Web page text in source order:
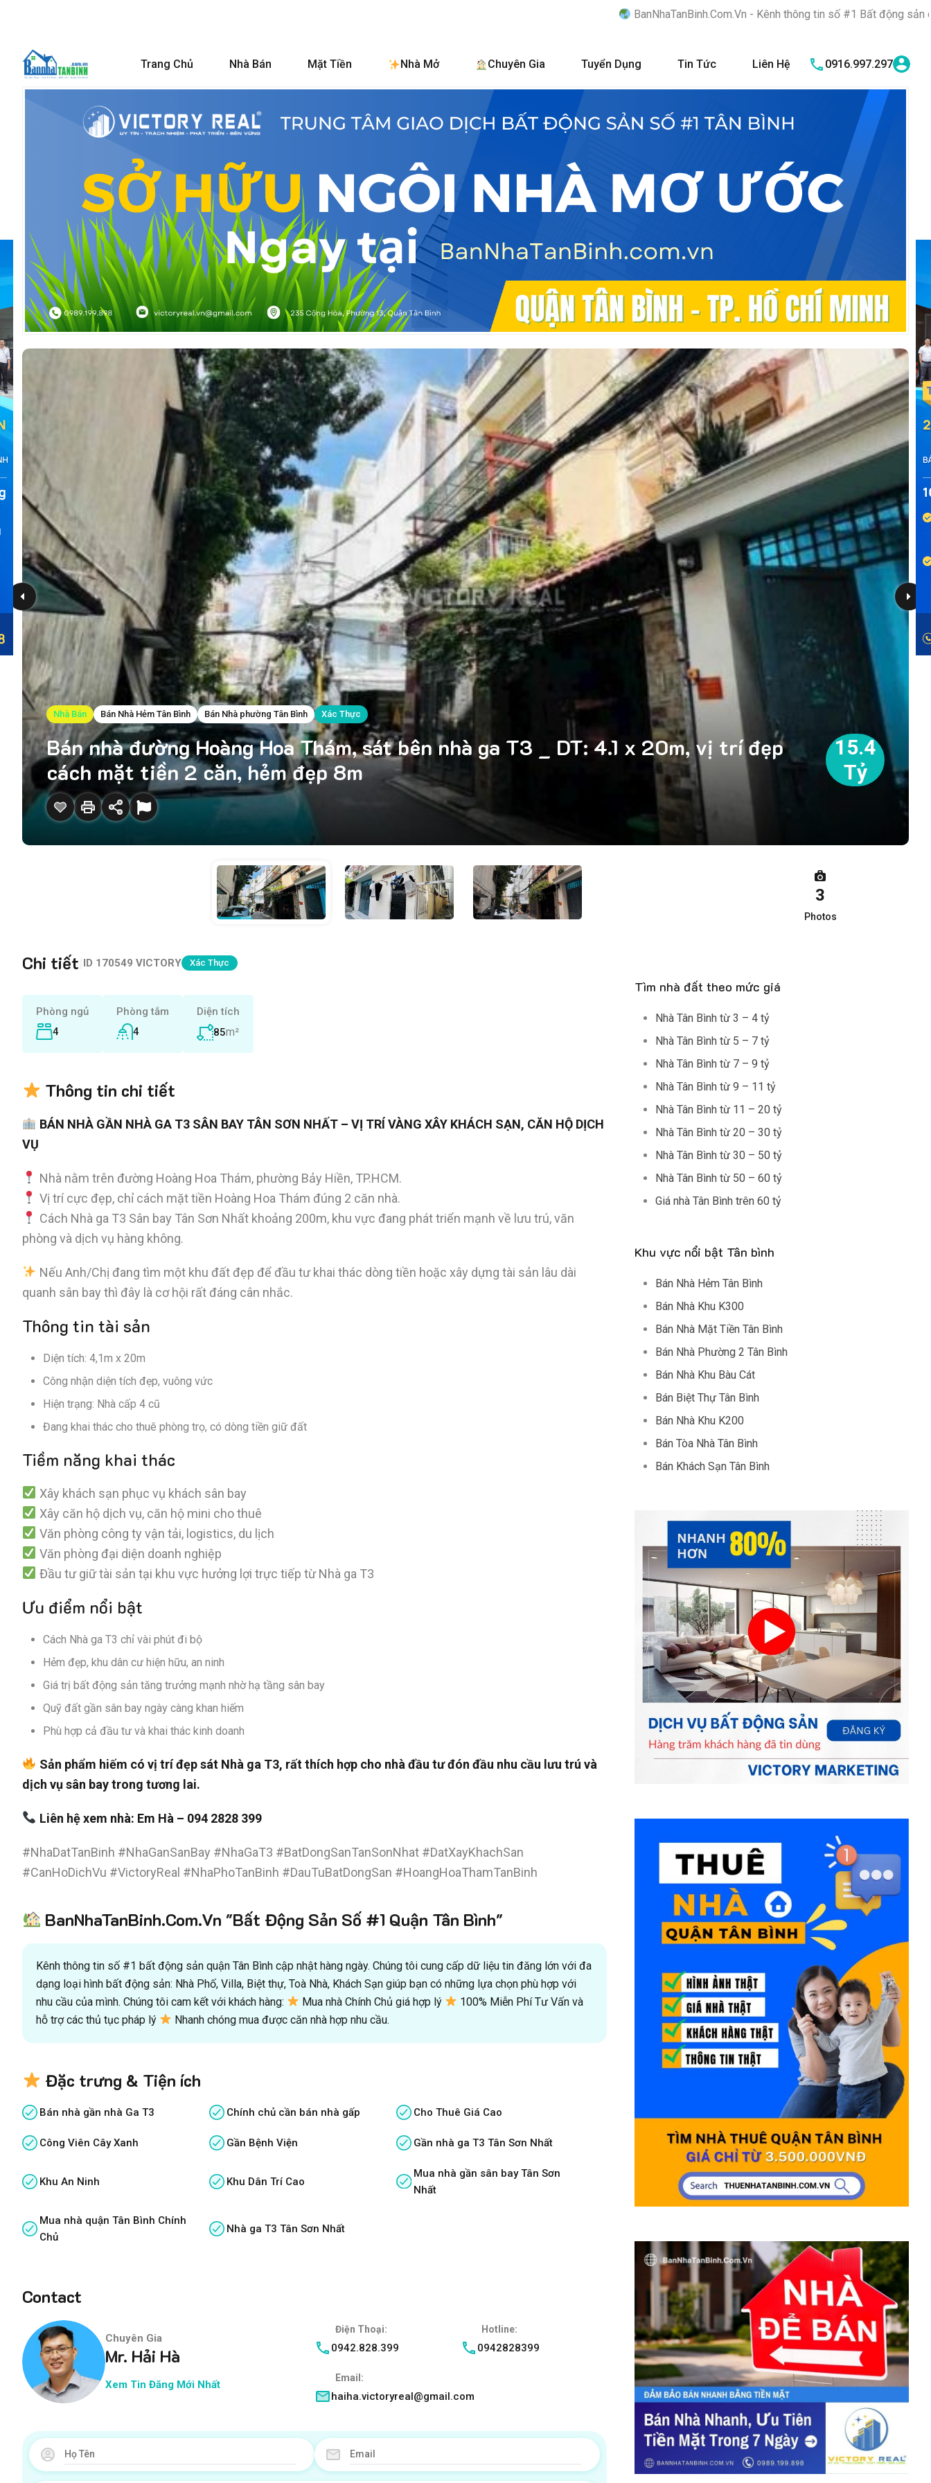
BanNhaTanBinh.Com.Vn - Kênh thông tin số #1 Bất động sản quận Tân Bình
Trang Chủ Nhà Bán Mặt Tiền Nhà Mở Chuyên Gia Tuyển Dụng Tin Tức Liên Hệ 0916.997.297
Nhà Bán Bán Nhà Hẻm Tân Bình Bán Nhà phường Tân Bình Xác Thực
Bán nhà đường Hoàng Hoa Thám, sát bên nhà ga T3 _ DT: 4.1 x 20m, vị trí đẹp
cách mặt tiền 2 căn, hẻm đẹp 8m
15.4
Tỷ
3
Photos
Chi tiết ID 170549 VICTORY Xác Thực
Phòng ngủ
4
Phòng tắm
4
Diện tích
85m²
Thông tin chi tiết
BÁN NHÀ GẦN NHÀ GA T3 SÂN BAY TÂN SƠN NHẤT – VỊ TRÍ VÀNG XÂY KHÁCH SẠN, CĂN HỘ DỊCH
VỤ
Nhà nằm trên đường Hoàng Hoa Thám, phường Bảy Hiền, TP.HCM.
Vị trí cực đẹp, chỉ cách mặt tiền Hoàng Hoa Thám đúng 2 căn nhà.
Cách Nhà ga T3 Sân bay Tân Sơn Nhất khoảng 200m, khu vực đang phát triển mạnh về lưu trú, văn
phòng và dịch vụ hàng không.
Nếu Anh/Chị đang tìm một khu đất đẹp để đầu tư khai thác dòng tiền hoặc xây dựng tài sản lâu dài
quanh sân bay thì đây là cơ hội rất đáng cân nhắc.
Thông tin tài sản
Diện tích: 4,1m x 20m
Công nhận diện tích đẹp, vuông vức
Hiện trạng: Nhà cấp 4 cũ
Đang khai thác cho thuê phòng trọ, có dòng tiền giữ đất
Tiềm năng khai thác
Xây khách sạn phục vụ khách sân bay
Xây căn hộ dịch vụ, căn hộ mini cho thuê
Văn phòng công ty vận tải, logistics, du lịch
Văn phòng đại diện doanh nghiệp
Đầu tư giữ tài sản tại khu vực hưởng lợi trực tiếp từ Nhà ga T3
Ưu điểm nổi bật
Cách Nhà ga T3 chỉ vài phút đi bộ
Hẻm đẹp, khu dân cư hiện hữu, an ninh
Giá trị bất động sản tăng trưởng mạnh nhờ hạ tầng sân bay
Quỹ đất gần sân bay ngày càng khan hiếm
Phù hợp cả đầu tư và khai thác kinh doanh
Sản phẩm hiếm có vị trí đẹp sát Nhà ga T3, rất thích hợp cho nhà đầu tư đón đầu nhu cầu lưu trú và
dịch vụ sân bay trong tương lai.
Liên hệ xem nhà: Em Hà – 094 2828 399
#NhaDatTanBinh #NhaGanSanBay #NhaGaT3 #BatDongSanTanSonNhat #DatXayKhachSan
#CanHoDichVu #VictoryReal #NhaPhoTanBinh #DauTuBatDongSan #HoangHoaThamTanBinh
BanNhaTanBinh.Com.Vn "Bất Động Sản Số #1 Quận Tân Bình"
Kênh thông tin số #1 bất động sản quận Tân Bình cập nhật hàng ngày. Chúng tôi cung cấp dữ liệu tin đăng lớn với đa
dạng loại hình bất động sản: Nhà Phố, Villa, Biệt thự, Toà Nhà, Khách Sạn giúp bạn có những lựa chọn phù hợp với
nhu cầu của mình. Chúng tôi cam kết với khách hàng:
Mua nhà Chính Chủ giá hợp lý
100% Miễn Phí Tư Vấn và
hỗ trợ các thủ tục pháp lý
Nhanh chóng mua được căn nhà hợp nhu cầu.
Đặc trưng & Tiện ích
Bán nhà gần nhà Ga T3 Chính chủ cần bán nhà gấp Cho Thuê Giá Cao
Công Viên Cây Xanh Gần Bệnh Viện Gần nhà ga T3 Tân Sơn Nhất
Khu An Ninh Khu Dân Trí Cao
Mua nhà gần sân bay Tân Sơn
Nhất
Mua nhà quận Tân Bình Chính
Chủ
Nhà ga T3 Tân Sơn Nhất
Contact
Chuyên Gia
Mr. Hải Hà
Xem Tin Đăng Mới Nhất
Điện Thoại:
0942.828.399
Hotline:
0942828399
Email:
haiha.victoryreal@gmail.com
Tìm nhà đất theo mức giá
Nhà Tân Bình từ 3 – 4 tỷ
Nhà Tân Bình từ 5 – 7 tỷ
Nhà Tân Bình từ 7 – 9 tỷ
Nhà Tân Bình từ 9 – 11 tỷ
Nhà Tân Bình từ 11 – 20 tỷ
Nhà Tân Bình từ 20 – 30 tỷ
Nhà Tân Bình từ 30 – 50 tỷ
Nhà Tân Bình từ 50 – 60 tỷ
Giá nhà Tân Bình trên 60 tỷ
Khu vực nổi bật Tân bình
Bán Nhà Hẻm Tân Bình
Bán Nhà Khu K300
Bán Nhà Mặt Tiền Tân Bình
Bán Nhà Phường 2 Tân Bình
Bán Nhà Khu Bàu Cát
Bán Biệt Thự Tân Bình
Bán Nhà Khu K200
Bán Tòa Nhà Tân Bình
Bán Khách Sạn Tân Bình